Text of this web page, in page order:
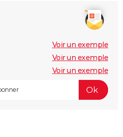
Voir un exemple
Voir un exemple
Voir un exemple